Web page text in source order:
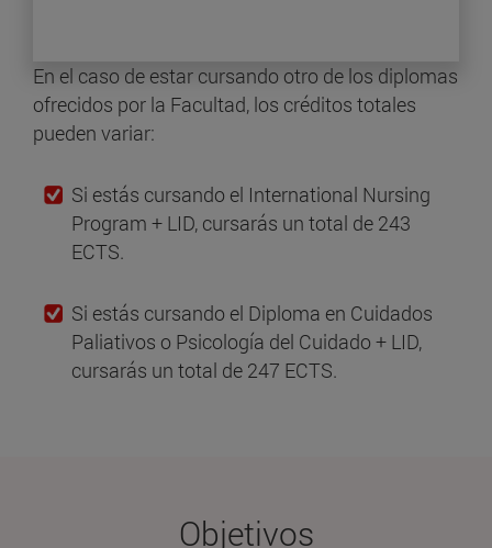
En el caso de estar cursando otro de los diplomas
ofrecidos por la Facultad, los créditos totales
pueden variar:
Si estás cursando el International Nursing
Program + LID, cursarás un total de 243
ECTS.
Si estás cursando el Diploma en Cuidados
Paliativos o Psicología del Cuidado + LID,
cursarás un total de 247 ECTS.
Objetivos